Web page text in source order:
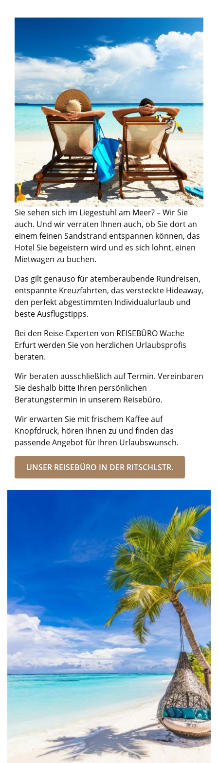
Sie sehen sich im Liegestuhl am Meer? – Wir Sie
auch. Und wir verraten Ihnen auch, ob Sie dort an
einem feinen Sandstrand entspannen können, das
Hotel Sie begeistern wird und es sich lohnt, einen
Mietwagen zu buchen.
Das gilt genauso für atemberaubende Rundreisen,
entspannte Kreuzfahrten, das versteckte Hideaway,
den perfekt abgestimmten Individualurlaub und
beste Ausflugstipps.
Bei den Reise-Experten von REISEBÜRO Wache
Erfurt werden Sie von herzlichen Urlaubsprofis
beraten.
Wir beraten ausschließlich auf Termin. Vereinbaren
Sie deshalb bitte Ihren persönlichen
Beratungstermin in unserem Reisebüro.
Wir erwarten Sie mit frischem Kaffee auf
Knopfdruck, hören Ihnen zu und finden das
passende Angebot für Ihren Urlaubswunsch.
UNSER REISEBÜRO IN DER RITSCHLSTR.